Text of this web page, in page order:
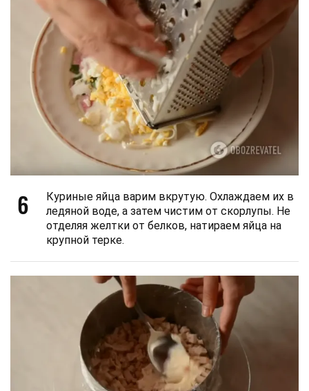
6
Куриные яйца варим вкрутую. Охлаждаем их в
ледяной воде, а затем чистим от скорлупы. Не
отделяя желтки от белков, натираем яйца на
крупной терке.